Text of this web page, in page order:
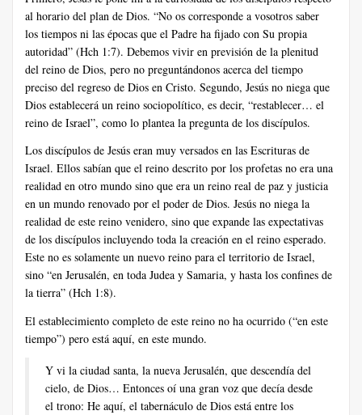
al horario del plan de Dios. “No os corresponde a vosotros saber
los tiempos ni las épocas que el Padre ha fijado con Su propia
autoridad” (Hch 1:7). Debemos vivir en previsión de la plenitud
del reino de Dios, pero no preguntándonos acerca del tiempo
preciso del regreso de Dios en Cristo. Segundo, Jesús no niega que
Dios establecerá un reino sociopolítico, es decir, “restablecer… el
reino de Israel”, como lo plantea la pregunta de los discípulos.
Los discípulos de Jesús eran muy versados en las Escrituras de
Israel. Ellos sabían que el reino descrito por los profetas no era una
realidad en otro mundo sino que era un reino real de paz y justicia
en un mundo renovado por el poder de Dios. Jesús no niega la
realidad de este reino venidero, sino que expande las expectativas
de los discípulos incluyendo toda la creación en el reino esperado.
Este no es solamente un nuevo reino para el territorio de Israel,
sino “en Jerusalén, en toda Judea y Samaria, y hasta los confines de
la tierra” (Hch 1:8).
El establecimiento completo de este reino no ha ocurrido (“en este
tiempo”) pero está aquí, en este mundo.
Y vi la ciudad santa, la nueva Jerusalén, que descendía del
cielo, de Dios… Entonces oí una gran voz que decía desde
el trono: He aquí, el tabernáculo de Dios está entre los